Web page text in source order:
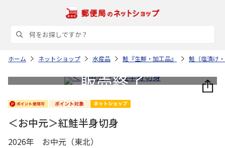
ホーム ネットショップ 水産品 鮭『生鮮・加工品』 鮭（塩漬け
＜お中元＞紅鮭半身切身
2026年 お中元（東北）